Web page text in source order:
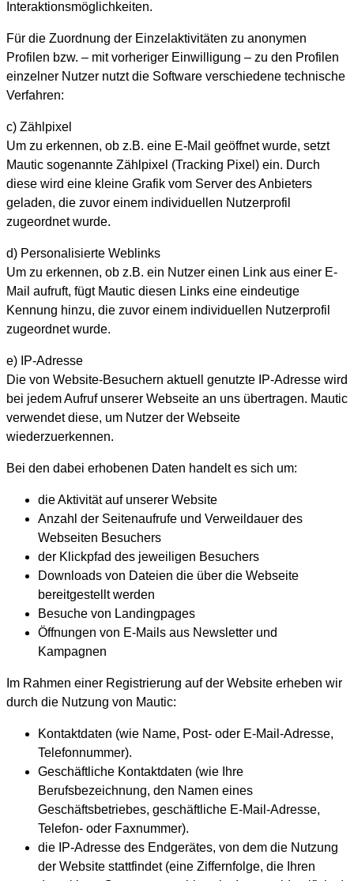
Interaktionsmöglichkeiten.
Für die Zuordnung der Einzelaktivitäten zu anonymen
Profilen bzw. – mit vorheriger Einwilligung – zu den Profilen
einzelner Nutzer nutzt die Software verschiedene technische
Verfahren:
c) Zählpixel
Um zu erkennen, ob z.B. eine E-Mail geöffnet wurde, setzt
Mautic sogenannte Zählpixel (Tracking Pixel) ein. Durch
diese wird eine kleine Grafik vom Server des Anbieters
geladen, die zuvor einem individuellen Nutzerprofil
zugeordnet wurde.
d) Personalisierte Weblinks
Um zu erkennen, ob z.B. ein Nutzer einen Link aus einer E-
Mail aufruft, fügt Mautic diesen Links eine eindeutige
Kennung hinzu, die zuvor einem individuellen Nutzerprofil
zugeordnet wurde.
e) IP-Adresse
Die von Website-Besuchern aktuell genutzte IP-Adresse wird
bei jedem Aufruf unserer Webseite an uns übertragen. Mautic
verwendet diese, um Nutzer der Webseite
wiederzuerkennen.
Bei den dabei erhobenen Daten handelt es sich um:
die Aktivität auf unserer Website
Anzahl der Seitenaufrufe und Verweildauer des
Webseiten Besuchers
der Klickpfad des jeweiligen Besuchers
Downloads von Dateien die über die Webseite
bereitgestellt werden
Besuche von Landingpages
Öffnungen von E-Mails aus Newsletter und
Kampagnen
Im Rahmen einer Registrierung auf der Website erheben wir
durch die Nutzung von Mautic:
Kontaktdaten (wie Name, Post- oder E-Mail-Adresse,
Telefonnummer).
Geschäftliche Kontaktdaten (wie Ihre
Berufsbezeichnung, den Namen eines
Geschäftsbetriebes, geschäftliche E-Mail-Adresse,
Telefon- oder Faxnummer).
die IP-Adresse des Endgerätes, von dem die Nutzung
der Website stattfindet (eine Ziffernfolge, die Ihren